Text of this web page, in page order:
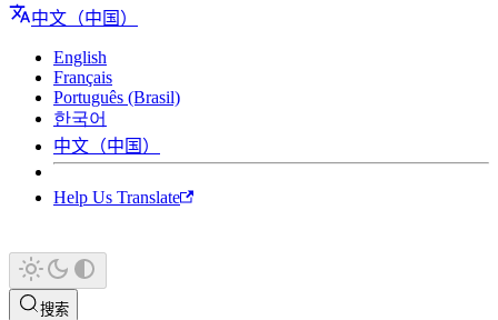
中文（中国）
English
Français
Português (Brasil)
한국어
中文（中国）
Help Us Translate
搜索